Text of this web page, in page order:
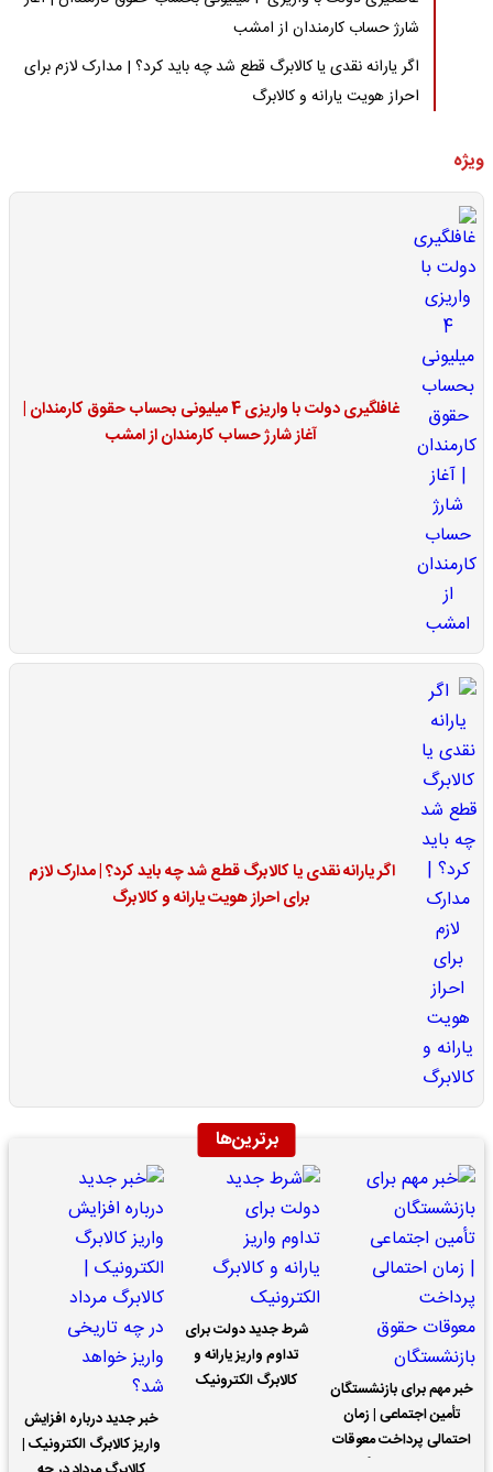
شارژ حساب کارمندان از امشب
اگر یارانه نقدی یا کالابرگ قطع شد چه باید کرد؟ | مدارک لازم برای
احراز هویت یارانه و کالابرگ
ویژه
غافلگیری دولت با واریزی 4 میلیونی بحساب حقوق کارمندان |
آغاز شارژ حساب کارمندان از امشب
اگر یارانه نقدی یا کالابرگ قطع شد چه باید کرد؟ | مدارک لازم
برای احراز هویت یارانه و کالابرگ
برترین‌ها
خبر مهم برای بازنشستگان
تأمین اجتماعی | زمان
احتمالی پرداخت معوقات
شرط جدید دولت برای
تداوم واریز یارانه و
کالابرگ الکترونیک
خبر جدید درباره افزایش
واریز کالابرگ الکترونیک |